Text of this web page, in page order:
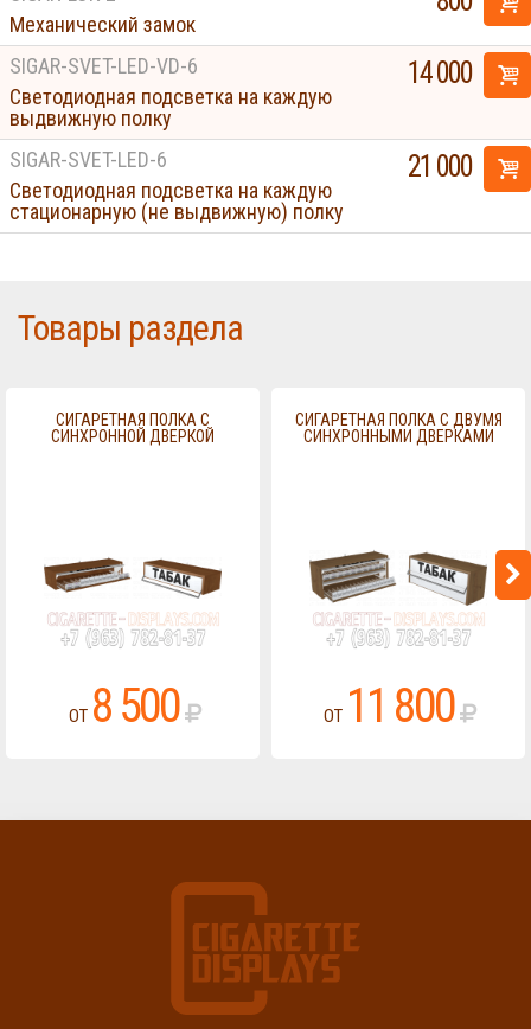
Механический замок
SIGAR-SVET-LED-VD-6
Светодиодная подсветка на каждую
выдвижную полку
14 000
SIGAR-SVET-LED-6
Светодиодная подсветка на каждую
стационарную (не выдвижную) полку
21 000
Товары раздела
СИГАРЕТНАЯ ПОЛКА С
СИНХРОННОЙ ДВЕРКОЙ
ОТ 8 500
СИГАРЕТНАЯ ПОЛКА С ДВУМЯ
СИНХРОННЫМИ ДВЕРКАМИ
ОТ 11 800